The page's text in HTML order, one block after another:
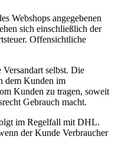
Webshops angegebenen
sich einschließlich der
Offensichtliche
selbst. Die
dem Kunden im
Kunden zu tragen, soweit
Gebrauch macht.
im Regelfall mit DHL.
der Kunde Verbraucher